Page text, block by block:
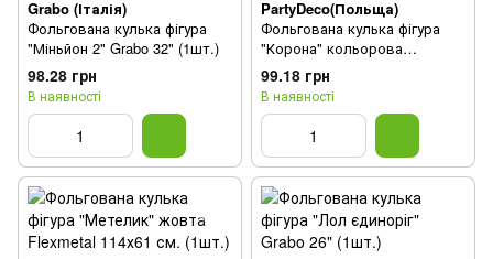
Grabo (Італія)
Фольгована кулька фігура
"Міньйон 2" Grabo 32" (1шт.)
98.28 грн
В наявності
PartyDeco(Польща)
Фольгована кулька фігура
"Корона" кольорова
PartyDeco 52х42 см.(1шт.)
99.18 грн
В наявності